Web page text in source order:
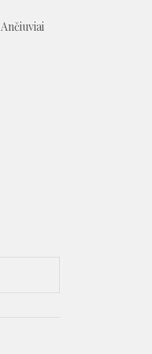
Ančiuviai